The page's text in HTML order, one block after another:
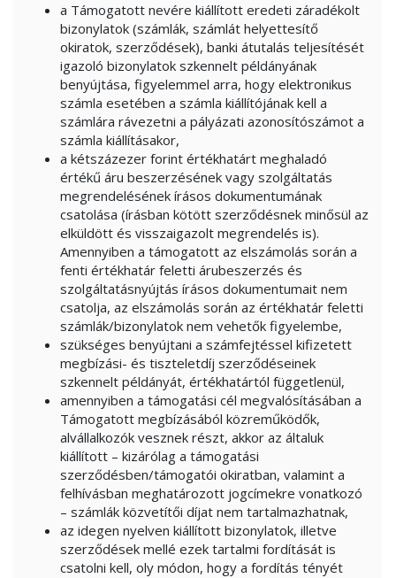
a Támogatott nevére kiállított eredeti záradékolt
bizonylatok (számlák, számlát helyettesítő
okiratok, szerződések), banki átutalás teljesítését
igazoló bizonylatok szkennelt példányának
benyújtása, figyelemmel arra, hogy elektronikus
számla esetében a számla kiállítójának kell a
számlára rávezetni a pályázati azonosítószámot a
számla kiállításakor,
a kétszázezer forint értékhatárt meghaladó
értékű áru beszerzésének vagy szolgáltatás
megrendelésének írásos dokumentumának
csatolása (írásban kötött szerződésnek minősül az
elküldött és visszaigazolt megrendelés is).
Amennyiben a támogatott az elszámolás során a
fenti értékhatár feletti árubeszerzés és
szolgáltatásnyújtás írásos dokumentumait nem
csatolja, az elszámolás során az értékhatár feletti
számlák/bizonylatok nem vehetők figyelembe,
szükséges benyújtani a számfejtéssel kifizetett
megbízási- és tiszteletdíj szerződéseinek
szkennelt példányát, értékhatártól függetlenül,
amennyiben a támogatási cél megvalósításában a
Támogatott megbízásából közreműködők,
alvállalkozók vesznek részt, akkor az általuk
kiállított – kizárólag a támogatási
szerződésben/támogatói okiratban, valamint a
felhívásban meghatározott jogcímekre vonatkozó
– számlák közvetítői díjat nem tartalmazhatnak,
az idegen nyelven kiállított bizonylatok, illetve
szerződések mellé ezek tartalmi fordítását is
csatolni kell, oly módon, hogy a fordítás tényét